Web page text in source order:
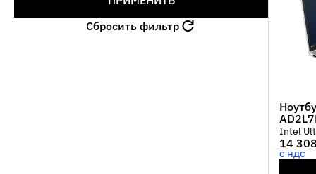
Сбросить фильтр
Intel
1Tb /
port/Wi-
Type-
14
С НДС